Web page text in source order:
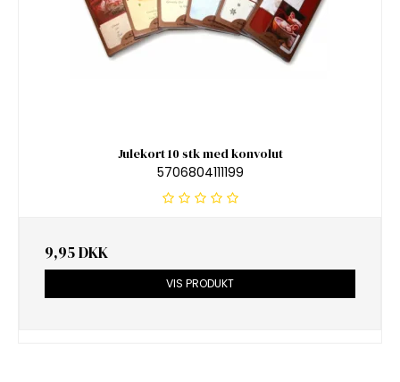
Julekort 10 stk med konvolut
5706804111199
9,95 DKK
VIS PRODUKT